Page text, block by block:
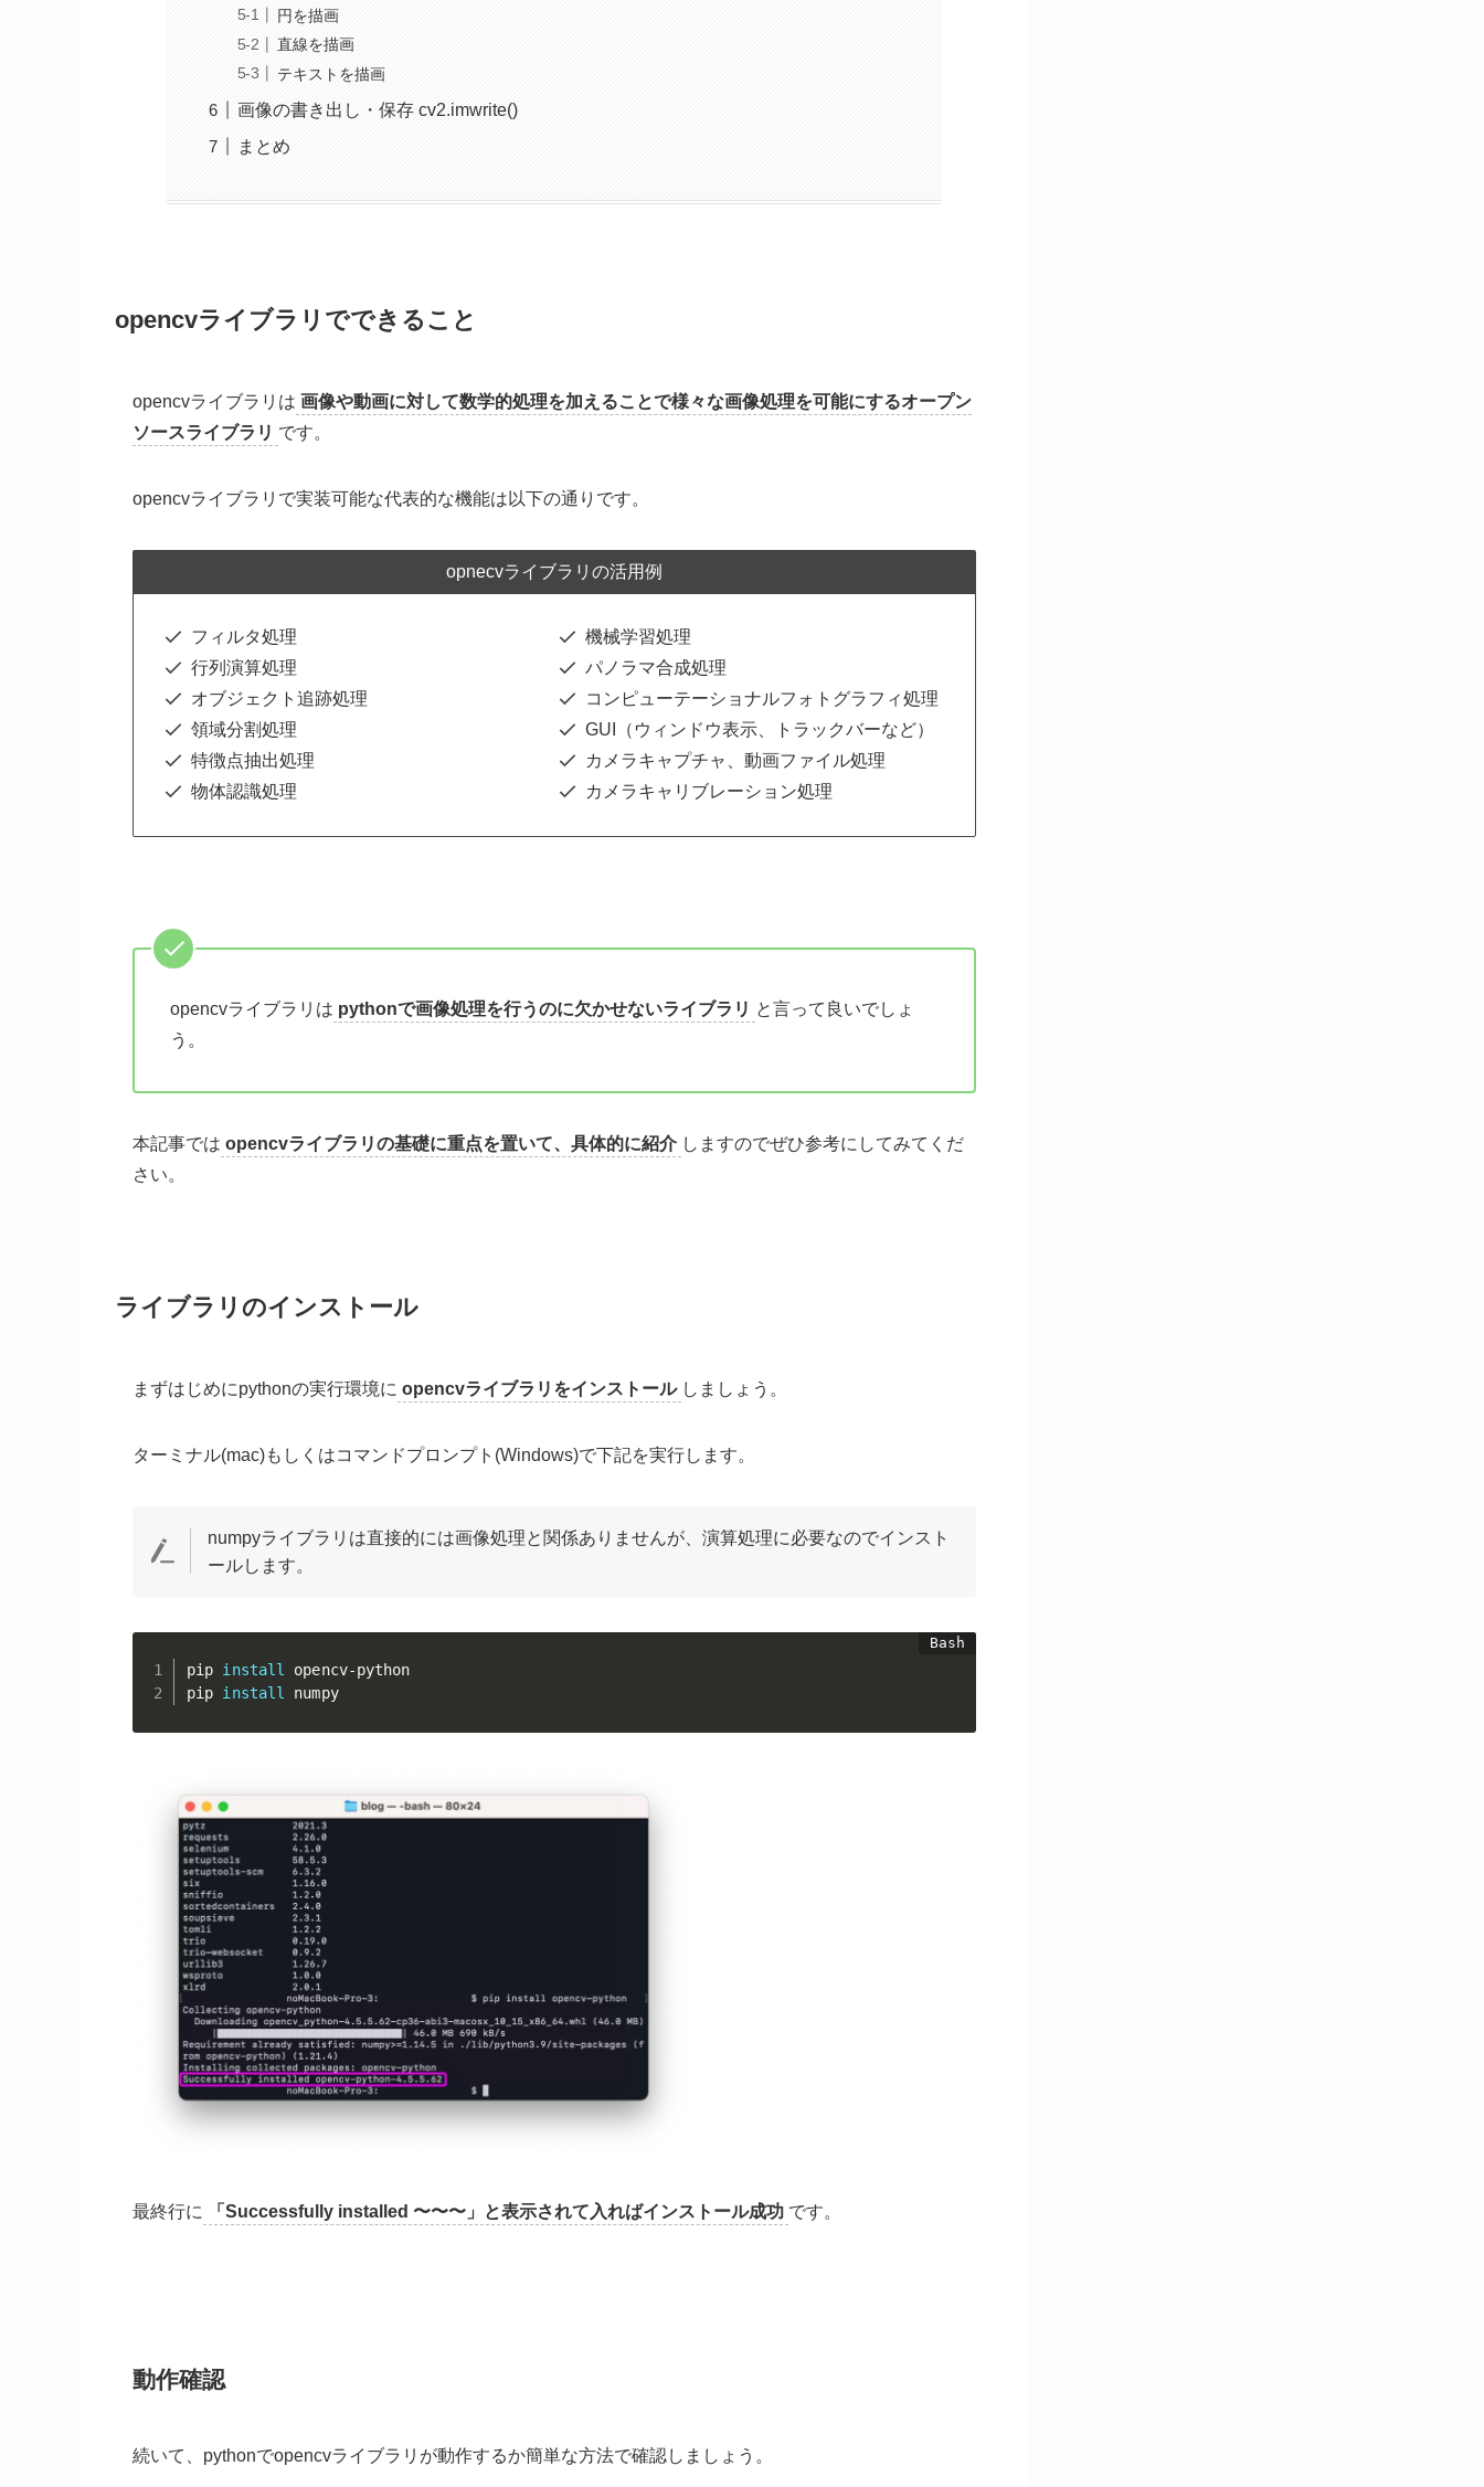
円を描画
直線を描画
テキストを描画
画像の書き出し・保存 cv2.imwrite()
まとめ
opencvライブラリでできること
opencvライブラリは 画像や動画に対して数学的処理を加えることで様々な画像処理を可能にするオープン
ソースライブラリ です。
opencvライブラリで実装可能な代表的な機能は以下の通りです。
opnecvライブラリの活用例
フィルタ処理
行列演算処理
オブジェクト追跡処理
領域分割処理
特徴点抽出処理
物体認識処理
機械学習処理
パノラマ合成処理
コンピューテーショナルフォトグラフィ処理
GUI（ウィンドウ表示、トラックバーなど）
カメラキャプチャ、動画ファイル処理
カメラキャリブレーション処理
opencvライブラリは pythonで画像処理を行うのに欠かせないライブラリ と言って良いでしょ
う。
本記事では opencvライブラリの基礎に重点を置いて、具体的に紹介 しますのでぜひ参考にしてみてくだ
さい。
ライブラリのインストール
まずはじめにpythonの実行環境に opencvライブラリをインストール しましょう。
ターミナル(mac)もしくはコマンドプロンプト(Windows)で下記を実行します。
numpyライブラリは直接的には画像処理と関係ありませんが、演算処理に必要なのでインスト
ールします。
pip install
opencv-python
pip install numpy
最終行に 「Successfully installed 〜〜〜」と表示されて入ればインストール成功 です。
動作確認
続いて、pythonでopencvライブラリが動作するか簡単な方法で確認しましょう。